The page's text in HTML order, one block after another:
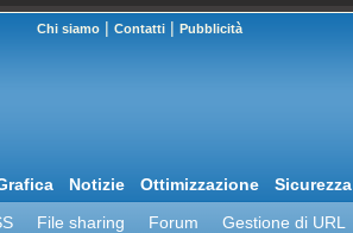
Chi siamo | Contatti | Pubblicità
Notizie Ottimizzazione Sicurezza
File sharing Forum Gestione di URL